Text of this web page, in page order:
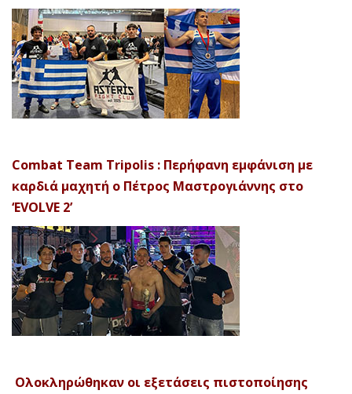
Combat Team Tripolis : Περήφανη εμφάνιση με
καρδιά μαχητή ο Πέτρος Μαστρογιάννης στο
‘EVOLVE 2’
Ολοκληρώθηκαν οι εξετάσεις πιστοποίησης